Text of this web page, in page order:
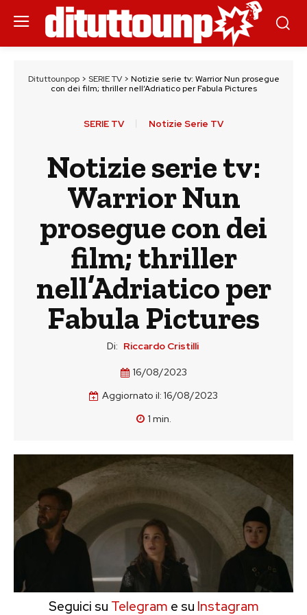
Dituttounpop> SERIE TV> Notizie serie tv: Warrior Nun prosegue
con dei film; thriller nell’Adriatico per Fabula Pictures
SERIE TV Notizie Serie TV
Notizie serie tv:
Warrior Nun
prosegue con dei
film; thriller
nell’Adriatico per
Fabula Pictures
Di: Riccardo Cristilli
16/08/2023
Aggiornato il: 16/08/2023
1 min.
Seguici su Telegram e su Instagram